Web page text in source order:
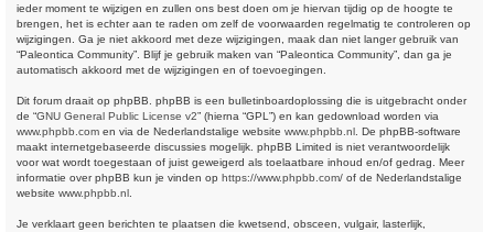
ieder moment te wijzigen en zullen ons best doen om je hiervan tijdig op de hoogte te
brengen, het is echter aan te raden om zelf de voorwaarden regelmatig te controleren op
wijzigingen. Ga je niet akkoord met deze wijzigingen, maak dan niet langer gebruik van
“Paleontica Community”. Blijf je gebruik maken van “Paleontica Community”, dan ga je
automatisch akkoord met de wijzigingen en of toevoegingen.
Dit forum draait op phpBB. phpBB is een bulletinboardoplossing die is uitgebracht onder
de “GNU General Public License v2” (hierna “GPL”) en kan gedownload worden via
www.phpbb.com en via de Nederlandstalige website www.phpbb.nl . De phpBB-software
maakt internetgebaseerde discussies mogelijk. phpBB Limited is niet verantwoordelijk
voor wat wordt toegestaan of juist geweigerd als toelaatbare inhoud en/of gedrag. Meer
informatie over phpBB kun je vinden op https://www.phpbb.com/ of de Nederlandstalige
website www.phpbb.nl
Je verklaart geen berichten te plaatsen die kwetsend, obsceen, vulgair, lasterlijk,